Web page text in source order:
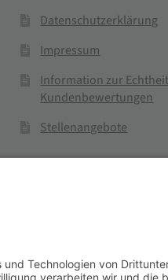
Datenschutzerklärung
Impressum
Information zur
Kundenbewertungen
Stellenangebote